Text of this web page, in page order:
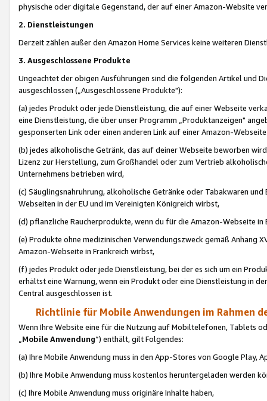
physische oder digitale Gegenstand, der auf einer Amazon-Website
2. Dienstleistungen
Derzeit zählen außer den Amazon Home Services keine weiteren
3. Ausgeschlossene Produkte
Ungeachtet der obigen Ausführungen sind die folgenden Artikel und
ausgeschlossen („Ausgeschlossene Produkte"):
(a) jedes Produkt oder jede Dienstleistung, die auf einer Webseite
eine Dienstleistung, die über unser Programm „Produktanzeigen"
gesponserten Link oder einen anderen Link auf einer Amazon-
(b) jedes alkoholische Getränk, das auf deiner Webseite beworben
Lizenz zur Herstellung, zum Großhandel oder zum Vertrieb
Unternehmens betrieben wird,
(c) Säuglingsnahruhrung, alkoholische Getränke oder Tabakwaren
Webseiten in der EU und im Vereinigten Königreich wirbst,
(d) pflanzliche Raucherprodukte, wenn du für die Amazon-Webseite in
(e) Produkte ohne medizinischen Verwendungszweck gemäß Anhang
Amazon-Webseite in Frankreich wirbst,
(f) jedes Produkt oder jede Dienstleistung, bei der es sich um ein
erhältst eine Warnung, wenn ein Produkt oder eine Dienstleistung in
Central ausgeschlossen ist.
Richtlinie für Mobile Anwendungen im Rahmen
Wenn Ihre Website eine für die Nutzung auf Mobiltelefonen, Tablets
„Mobile Anwendung“) enthält, gilt Folgendes:
(a) Ihre Mobile Anwendung muss in den App-Stores von Google Play,
(b) Ihre Mobile Anwendung muss kostenlos heruntergeladen werden
(c) Ihre Mobile Anwendung muss originäre Inhalte haben,